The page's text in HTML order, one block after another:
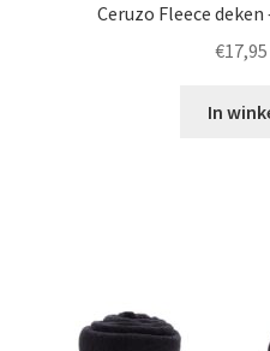
Ceruzo Fleece
€17,95
In